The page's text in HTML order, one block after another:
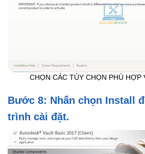
CHỌN CÁC TÙY CHỌN PHÙ HỢP
Bước 8: Nhấn chọn Install
trình cài đặt.